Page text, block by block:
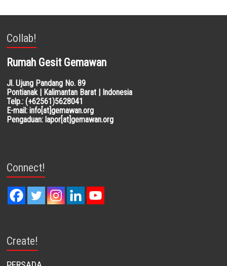
Collab!
Rumah Gesit Gemawan
Jl. Ujung Pandang No. 89
Pontianak | Kalimantan Barat | Indonesia
Telp.: (+62561)5628041
E-mail: info[at]gemawan.org
Pengaduan: lapor[at]gemawan.org
Connect!
Create!